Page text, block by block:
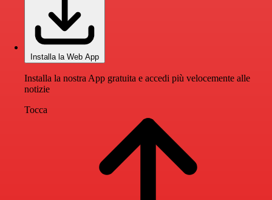
Installa la Web App
Installa la nostra App gratuita e accedi più velocemente alle
notizie
Tocca